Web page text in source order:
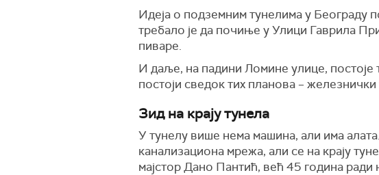
Идеја о подземним тунелима у Београду
требало је да почиње у Улици Гаврила
пиваре.
И даље, на падини Ломине улице, постоје
постоји сведок тих планова – железнички
Зид на крају тунела
У тунелу више нема машина, али има
канализациона мрежа, али се на крају
мајстор Дано Пантић, већ 45 година ради